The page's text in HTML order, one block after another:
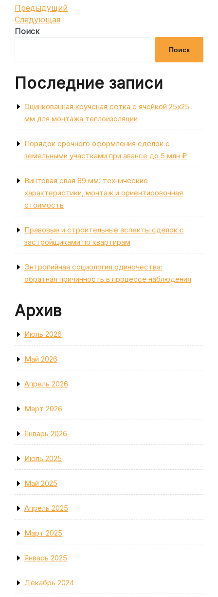
Навигация
по
записям
Предыдущая
запись
Предыдущий
Следующая
запись
Следующая
Поиск
Поиск
Последние записи
Оцинкованная крученая сетка с ячейкой 25х25
мм для монтажа теплоизоляции
Порядок срочного оформления сделок с
земельными участками при авансе до 5 млн ₽
Винтовая свая 89 мм: технические
характеристики, монтаж и ориентировочная
стоимость
Правовые и строительные аспекты сделок с
застройщиками по квартирам
Энтропийная социология одиночества:
обратная причинность в процессе наблюдения
Архив
Июль 2026
Май 2026
Апрель 2026
Март 2026
Январь 2026
Июль 2025
Май 2025
Апрель 2025
Март 2025
Январь 2025
Декабрь 2024